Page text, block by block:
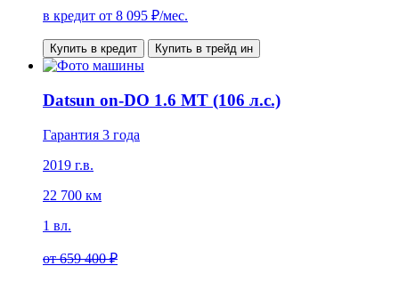
в кредит от 8 095 ₽/мес.
Купить в кредит Купить в трейд ин
Datsun on-DO 1.6 MT (106 л.с.)
Гарантия 3 года
2019 г.в.
22 700 км
1 вл.
от659 400 ₽